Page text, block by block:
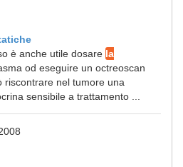
è anche utile dosare la
od eseguire un octreoscan
riscontrare nel tumore una
sensibile a trattamento ...